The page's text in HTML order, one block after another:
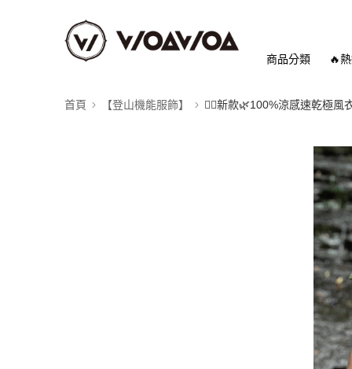
商品分類 🔥
首頁 【登山機能服飾】 ❤️‍🔥新款🌿100%涼感速乾極風